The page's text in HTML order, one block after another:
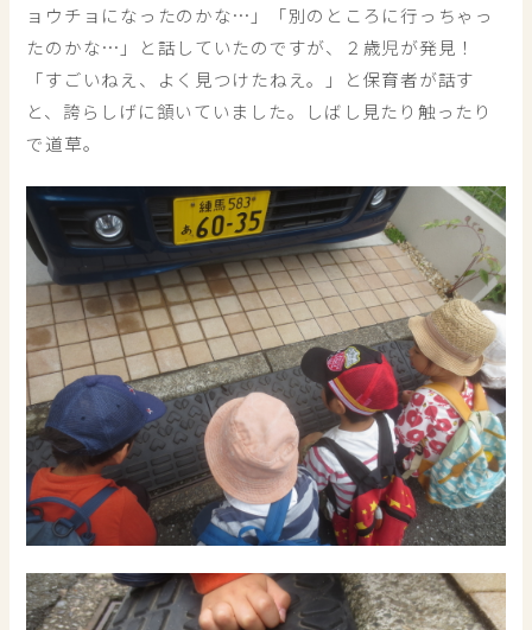
ョウチョになったのかな…」「別のところに行っちゃっ
たのかな…」と話していたのですが、２歳児が発見！
「すごいねえ、よく見つけたねえ。」と保育者が話す
と、誇らしげに頷いていました。しばし見たり触ったり
で道草。